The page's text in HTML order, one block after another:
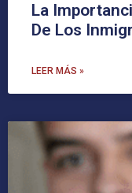
La
De Los
LEER MÁS »